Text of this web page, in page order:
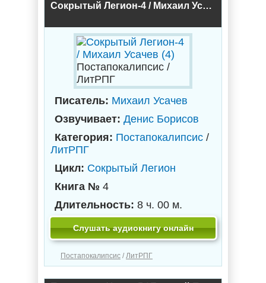
Сокрытый Легион-4 / Михаил Усачев (4)
Постапокалипсис /
ЛитРПГ
Писатель: Михаил Усачев
Озвучивает: Денис Борисов
Категория: Постапокалипсис /
ЛитРПГ
Цикл: Сокрытый Легион
Книга № 4
Длительность: 8 ч. 00 м.
Слушать аудиокнигу онлайн
Постапокалипсис / ЛитРПГ